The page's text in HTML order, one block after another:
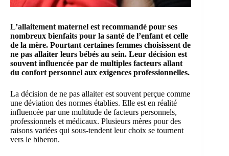
L’allaitement maternel est recommandé pour ses
nombreux bienfaits pour la santé de l’enfant et celle
de la mère. Pourtant certaines femmes choisissent de
ne pas allaiter leurs bébés au sein. Leur décision est
souvent influencée par de multiples facteurs allant
du confort personnel aux exigences professionnelles.
La décision de ne pas allaiter est souvent perçue comme
une déviation des normes établies. Elle est en réalité
influencée par une multitude de facteurs personnels,
professionnels et médicaux. Plusieurs mères pour des
raisons variées qui sous-tendent leur choix se tournent
vers le biberon.